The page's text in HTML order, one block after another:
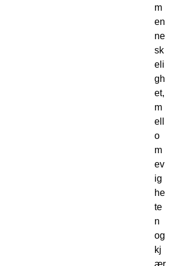
m
en
ne
sk
eli
gh
et,
m
ell
o
m
ev
ig
he
te
n
og
kj
ær